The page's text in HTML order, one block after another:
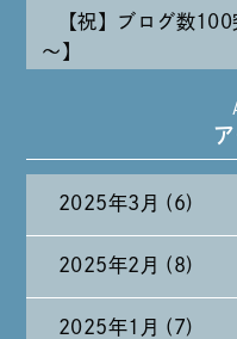
【祝】ブログ数
～】
たまには純喫茶なん
2025年3月 (6)
2025年2月 (8)
2025年1月 (7)